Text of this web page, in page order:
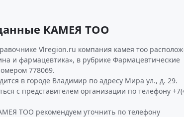
КАМЕЯ ТОО
Vlregion.ru компания камея тоо
и фармацевтика», в рубрике Фармацевтические
778069.
в городе Владимир по адресу Мира ул., д. 29.
с представителем организации по телефону
ТОО рекомендуем уточнить по телефону